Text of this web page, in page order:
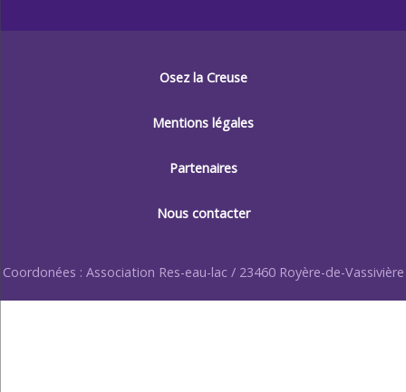
Osez la Creuse
Mentions légales
Partenaires
Nous contacter
Coordonées : Association Res-eau-lac / 23460 Royère-de-Vassivière